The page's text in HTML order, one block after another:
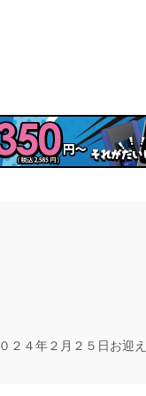
４年２月２５日お迎え